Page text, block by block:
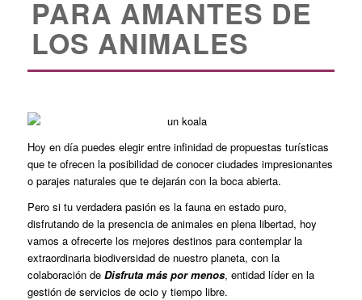
PARA AMANTES DE
LOS ANIMALES
Hoy en día puedes elegir entre infinidad de propuestas turísticas
que te ofrecen la posibilidad de conocer ciudades impresionantes
o parajes naturales que te dejarán con la boca abierta.
Pero si tu verdadera pasión es la fauna en estado puro,
disfrutando de la presencia de animales en plena libertad, hoy
vamos a ofrecerte los mejores destinos para contemplar la
extraordinaria biodiversidad de nuestro planeta, con la
colaboración de Disfruta más por menos, entidad líder en la
gestión de servicios de ocio y tiempo libre.